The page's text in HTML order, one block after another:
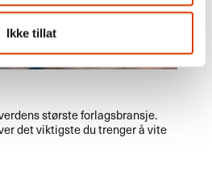
Ikke tillat
største forlagsbransje.
det viktigste du trenger å vite